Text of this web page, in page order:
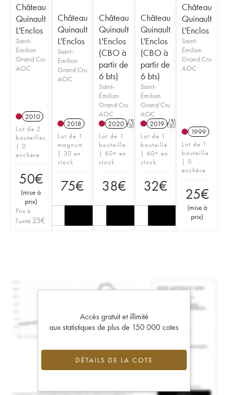
Château
Quinault
L'Enclos
Saint-
Émilion
Grand Cru
AOC
2010
Lot de 2
bouteilles
| 0
enchère
50€
(mise à
prix)
Prix à
l'unité 25€
Château
Quinault
L'Enclos
Saint-
Émilion
Grand Cru
AOC
2018
Lot de 1
magnum
| 30 en
stock
75€
Château
Quinault
L'Enclos
(CBO à
partir de
6 bts)
Saint-
Émilion
Grand Cru
AOC
2020 T
Lot de 1
bouteille
| 60+ en
stock
38€
Château
Quinault
L'Enclos
(CBO à
partir de
6 bts)
Saint-
Émilion
Grand Cru
AOC
2019 T
Lot de 1
bouteille
| 60+ en
stock
32€
Château
Quinault
L'Enclos
Saint-
Émilion
Grand Cru
AOC
1999
Lot de 1
bouteille
| 0
enchère
25€
(mise à
prix)
Accès gratuit et illimité
aux statistiques de plus de 150 000 cotes
DÉTAILS DE LA COTE